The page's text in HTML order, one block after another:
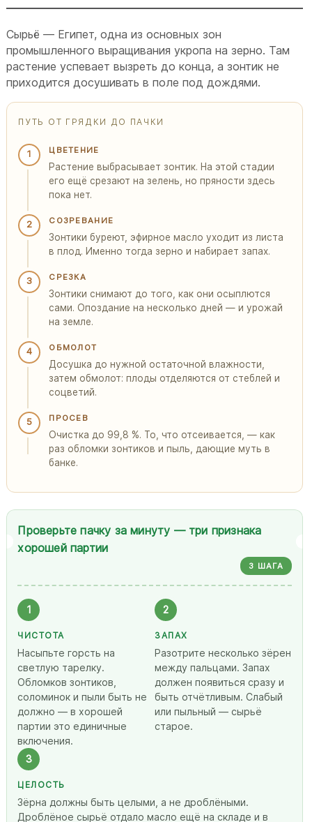
Сырьё — Египет, одна из основных зон
промышленного выращивания укропа на зерно. Там
растение успевает вызреть до конца, а зонтик не
приходится досушивать в поле под дождями.
ПУТЬ ОТ ГРЯДКИ ДО ПАЧКИ
1 ЦВЕТЕНИЕ
Растение выбрасывает зонтик. На этой стадии
его ещё срезают на зелень, но пряности здесь
пока нет.
2 СОЗРЕВАНИЕ
Зонтики буреют, эфирное масло уходит из листа
в плод. Именно тогда зерно и набирает запах.
3 СРЕЗКА
Зонтики снимают до того, как они осыплются
сами. Опоздание на несколько дней — и урожай
на земле.
4 ОБМОЛОТ
Досушка до нужной остаточной влажности,
затем обмолот: плоды отделяются от стеблей и
соцветий.
5 ПРОСЕВ
Очистка до 99,8 %. То, что отсеивается, — как
раз обломки зонтиков и пыль, дающие муть в
банке.
Проверьте пачку за минуту — три признака
хорошей партии
3 ШАГА
1
ЧИСТОТА
Насыпьте горсть на
светлую тарелку.
Обломков зонтиков,
соломинок и пыли быть не
должно — в хорошей
партии это единичные
включения.
2
ЗАПАХ
Разотрите несколько зёрен
между пальцами. Запах
должен появиться сразу и
быть отчётливым. Слабый
или пыльный — сырьё
старое.
3
ЦЕЛОСТЬ
Зёрна должны быть целыми, а не дроблёными.
Дроблёное сырьё отдало масло ещё на складе и в